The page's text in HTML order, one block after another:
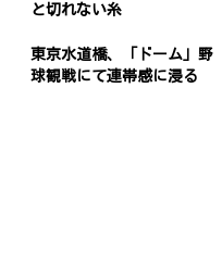
と切れない糸
東京水道橋、「ドーム」野
球観戦にて連帯感に浸る